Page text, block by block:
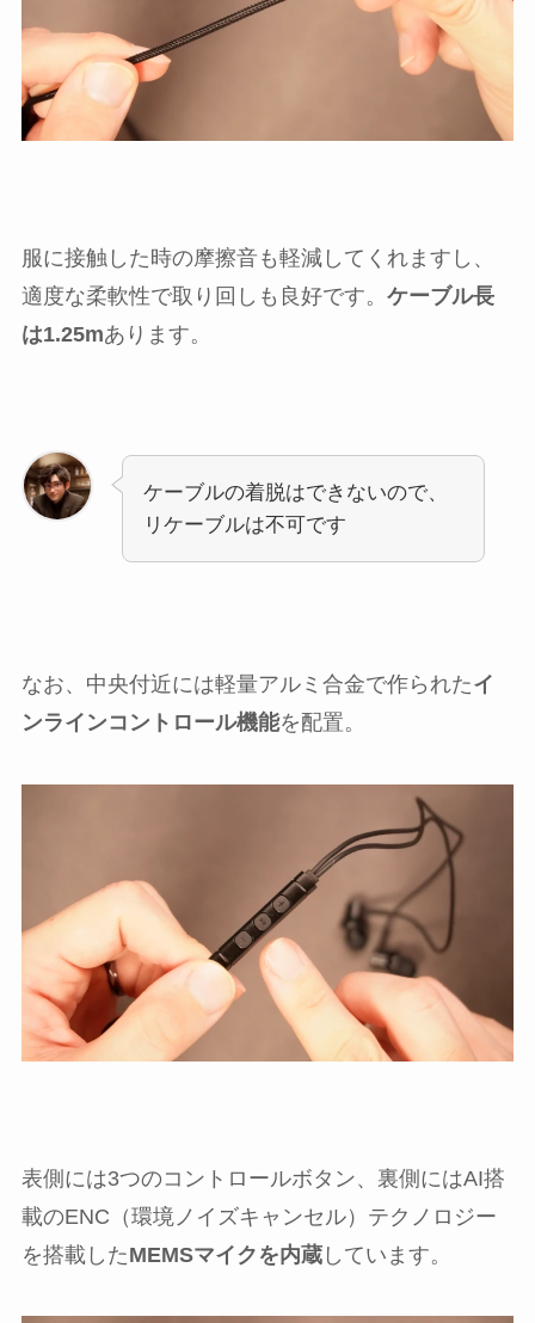
服に接触した時の摩擦音も軽減してくれますし、
適度な柔軟性で取り回しも良好です。 ケーブル長
は1.25mあります。
ケーブルの着脱はできないので、
リケーブルは不可です
なお、中央付近には軽量アルミ合金で作られたイ
ンラインコントロール機能を配置。
表側には3つのコントロールボタン、裏側にはAI搭
載のENC（環境ノイズキャンセル）テクノロジー
を搭載したMEMSマイクを内蔵しています。